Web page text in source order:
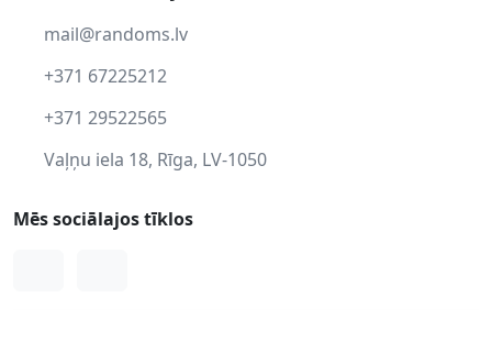
mail@randoms.lv
+371 67225212
+371 29522565
Vaļņu iela 18, Rīga, LV-1050
Mēs sociālajos tīklos